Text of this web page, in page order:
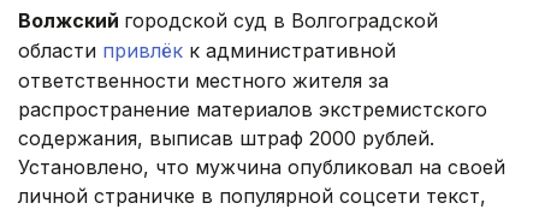
Волжский городской суд в Волгоградской
области привлёк к административной
ответственности местного жителя за
распространение материалов экстремистского
содержания, выписав штраф 2000 рублей.
Установлено, что мужчина опубликовал на своей
личной страничке в популярной соцсети текст,